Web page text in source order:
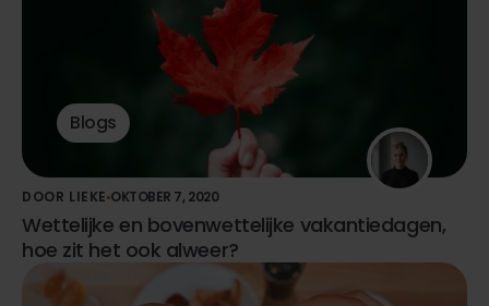
Blogs
DOOR LIEKE OKTOBER 7, 2020
Wettelijke en bovenwettelijke vakantiedagen,
hoe zit het ook alweer?